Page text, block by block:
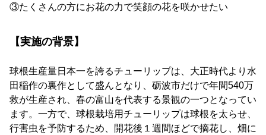
③たくさんの方にお花の力で笑顔の花を咲かせたい
【実施の背景】
球根生産量日本一を誇るチューリップは、大正時代より水
田稲作の裏作として盛んとなり、砺波市だけで年間540万
救が生産され、春の富山を代表する景観の一つとなってい
ます。一方で、球根栽培用チューリップは球根を太らせ、
行害虫を予防するため、開花後１週間ほどで摘花し、畑に